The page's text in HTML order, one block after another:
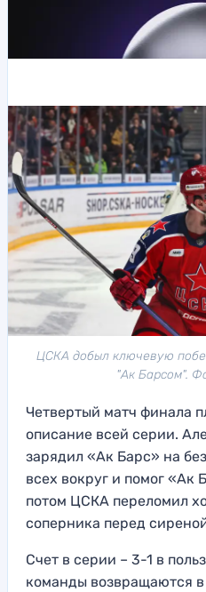
ЦСКА добыл ключевую
"Ак Барсом".
Четвертый матч финала
описание всей серии.
зарядил «Ак Барс» на
всех вокруг и помог «Ак
потом ЦСКА переломил
соперника перед
Счет в серии – 3-1 в
команды возвращаются в